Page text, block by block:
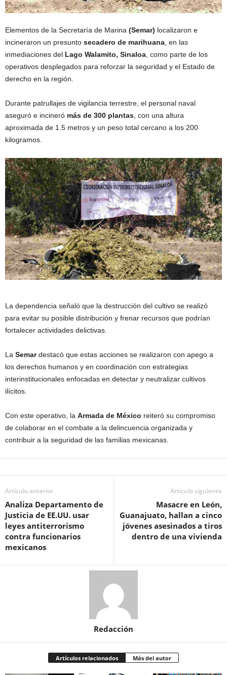
Elementos de la Secretaría de Marina (Semar) localizaron e
incineraron un presunto secadero de marihuana , en las
inmediaciones del Lago Walamito, Sinaloa , como parte de los
operativos desplegados para reforzar la seguridad y el Estado de
derecho en la región.
Durante patrullajes de vigilancia terrestre, el personal naval
aseguró e incineró más de 300 plantas , con una altura
aproximada de 1.5 metros y un peso total cercano a los 200
kilogramos.
La dependencia señaló que la destrucción del cultivo se realizó
para evitar su posible distribución y frenar recursos que podrían
fortalecer actividades delictivas.
La Semardestacó que estas acciones se realizaron con apego a
los derechos humanos y en coordinación con estrategias
interinstitucionales enfocadas en detectar y neutralizar cultivos
ilícitos.
Con este operativo, la Armada de México reiteró su compromiso
de colaborar en el combate a la delincuencia organizada y
contribuir a la seguridad de las familias mexicanas.
Artículo anterior
Analiza Departamento de
Justicia de EE.UU. usar
leyes antiterrorismo
contra funcionarios
mexicanos
Artículo siguiente
Masacre en León,
Guanajuato, hallan a cinco
jóvenes asesinados a tiros
dentro de una vivienda
Redacción
Artículos relacionados Más del autor